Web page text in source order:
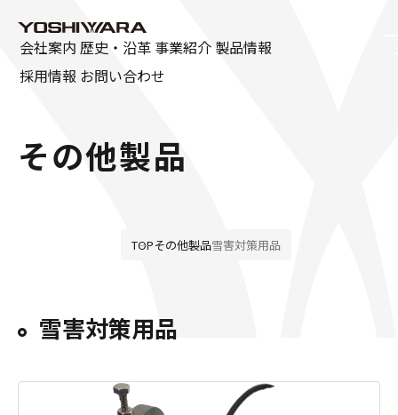
ごあいさつ
SDGsの取り組み
広告特集
会社案内 歴史・沿革 事業紹介 製品情報
採用情報 お問い合わせ
その他製品
TOPその他製品雪害対策用品
雪害対策用品